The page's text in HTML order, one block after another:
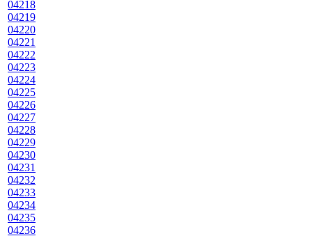
04218
04219
04220
04221
04222
04223
04224
04225
04226
04227
04228
04229
04230
04231
04232
04233
04234
04235
04236